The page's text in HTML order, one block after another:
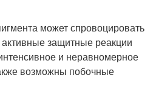
может спровоцировать
защитные реакции
и неравномерное
возможны побочные